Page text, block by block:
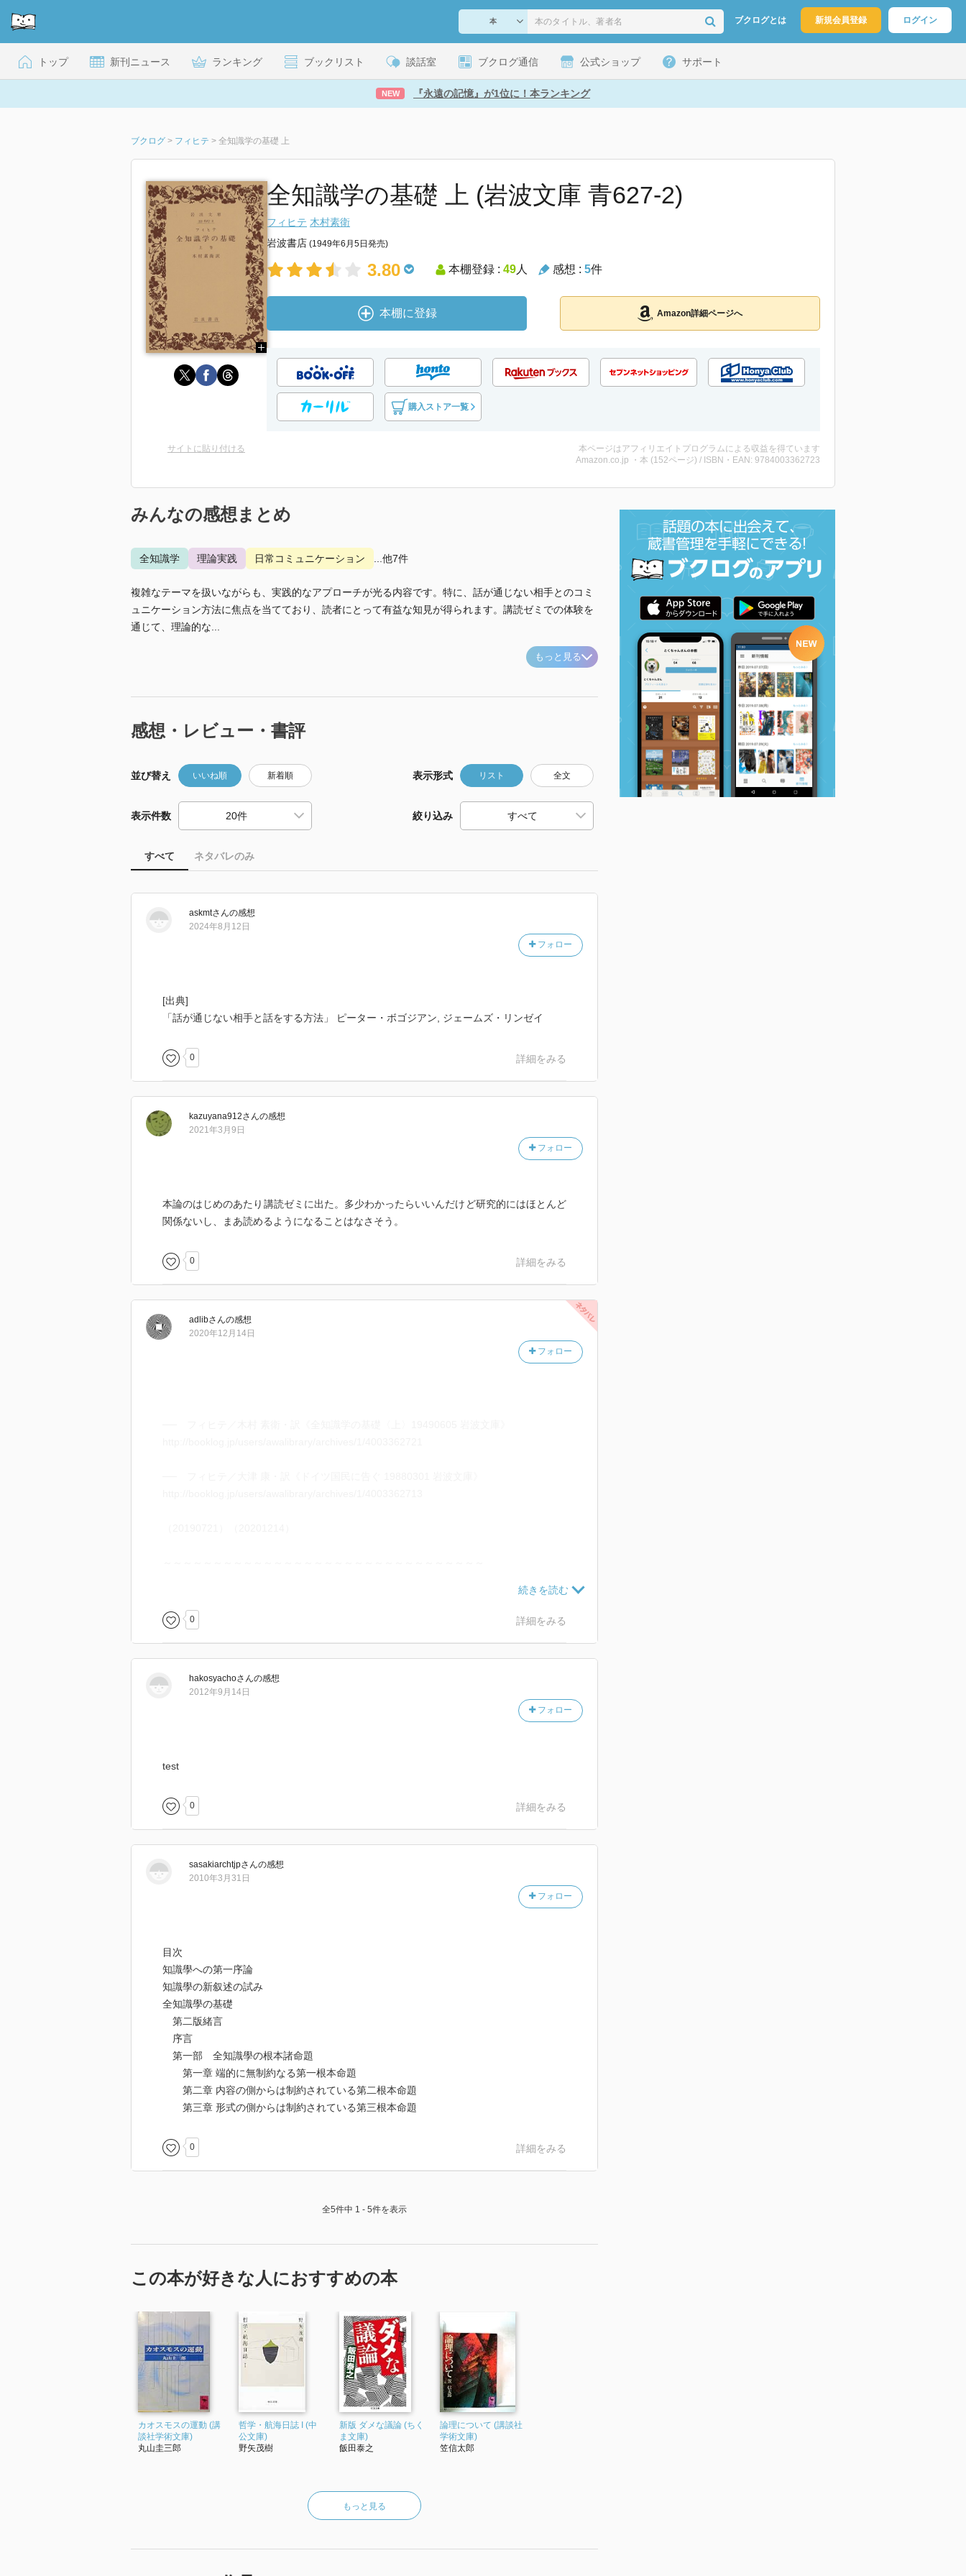
ブクログとは 新規会員登録 ログイン
トップ 新刊ニュース ランキング ブックリスト 談話室 ブクログ通信 公式ショップ サポート
NEW 『永遠の記憶』が1位に！本ランキング
ブクログ > フィヒテ > 全知識学の基礎 上
全知識学の基礎 上 (岩波文庫 青627-2)
フィヒテ 木村素衛
岩波書店 (1949年6月5日発売)
3.80 本棚登録 : 49人 感想 : 5件
本棚に登録 Amazon詳細ページへ
購入ストア一覧
サイトに貼り付ける
本ページはアフィリエイトプログラムによる収益を得ています
Amazon.co.jp ・本 (152ページ) / ISBN・EAN: 9784003362723
みんなの感想まとめ
全知識学 理論実践 日常コミュニケーション ...他7件
複雑なテーマを扱いながらも、実践的なアプローチが光る内容です。特に、話が通じない相手とのコミ
ュニケーション方法に焦点を当てており、読者にとって有益な知見が得られます。講読ゼミでの体験を
通じて、理論的な...
もっと見る
感想・レビュー・書評
並び替え いいね順 新着順 表示形式 リスト 全文
表示件数 絞り込み
すべて ネタバレのみ
askmtさんの感想
フォロー
2024年8月12日
[出典]
「話が通じない相手と話をする方法」 ピーター・ボゴジアン, ジェームズ・リンゼイ
0 詳細をみる
kazuyana912さんの感想
フォロー
2021年3月9日
本論のはじめのあたり講読ゼミに出た。多少わかったらいいんだけど研究的にはほとんど
関係ないし、まあ読めるようになることはなさそう。
0 詳細をみる
adlibさんの感想
フォロー
2020年12月14日
0 詳細をみる
hakosyachoさんの感想
フォロー
2012年9月14日
test
0 詳細をみる
sasakiarchtjpさんの感想
フォロー
2010年3月31日
目次
知識學への第一序論
知識學の新叙述の試み
全知識學の基礎
第二版緒言
序言
第一部 全知識學の根本諸命題
第一章 端的に無制約なる第一根本命題
第二章 内容の側からは制約されている第二根本命題
第三章 形式の側からは制約されている第三根本命題
0 詳細をみる
全5件中 1 - 5件を表示
この本が好きな人におすすめの本
カオスモスの運動 (講
談社学術文庫)
丸山圭三郎
哲学・航海日誌 I (中
公文庫)
野矢茂樹
新版 ダメな議論 (ちく
ま文庫)
飯田泰之
論理について (講談社
学術文庫)
笠信太郎
もっと見る